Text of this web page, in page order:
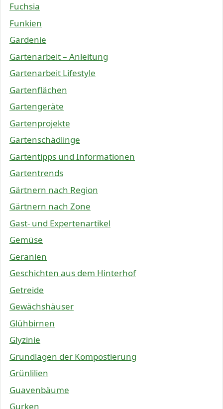
Fuchsia
Funkien
Gardenie
Gartenarbeit – Anleitung
Gartenarbeit Lifestyle
Gartenflächen
Gartengeräte
Gartenprojekte
Gartenschädlinge
Gartentipps und Informationen
Gartentrends
Gärtnern nach Region
Gärtnern nach Zone
Gast- und Expertenartikel
Gemüse
Geranien
Geschichten aus dem Hinterhof
Getreide
Gewächshäuser
Glühbirnen
Glyzinie
Grundlagen der Kompostierung
Grünlilien
Guavenbäume
Gurken